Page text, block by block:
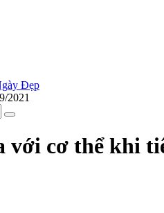
Đẹp
2021
c‌ơ th‌ể khi